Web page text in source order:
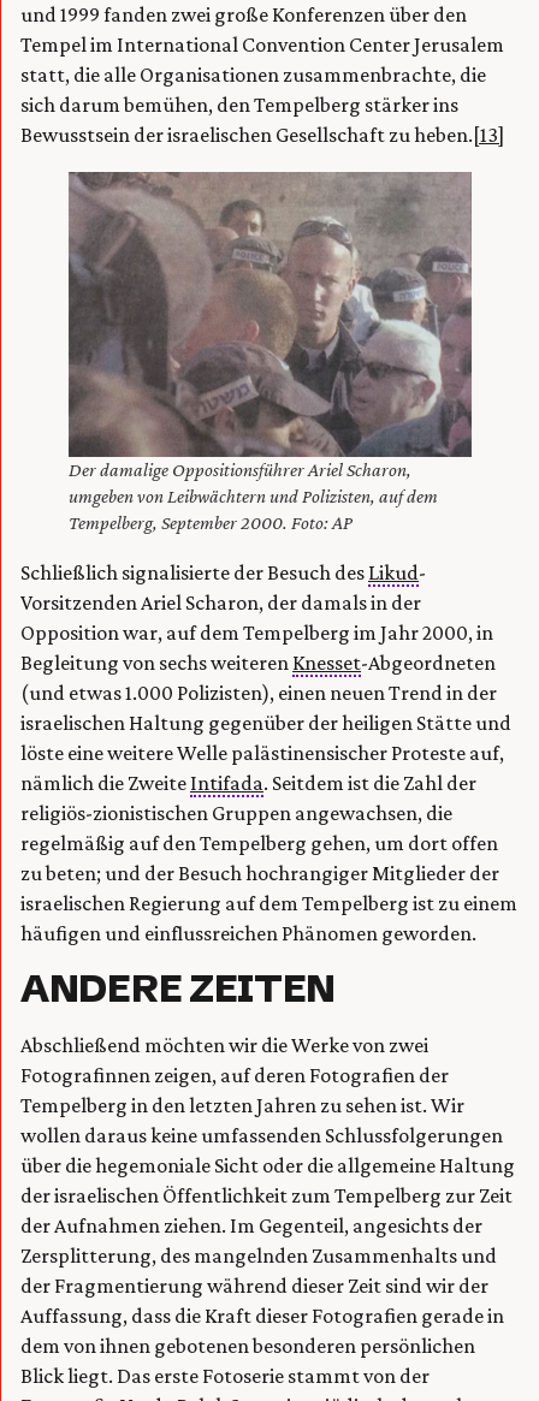
und 1999 fanden zwei große Konferenzen über den
Tempel im International Convention Center Jerusalem
statt, die alle Organisationen zusammenbrachte, die
sich darum bemühen, den Tempelberg stärker ins
Bewusstsein der israelischen Gesellschaft zu heben. [13]
Der damalige Oppositionsführer Ariel Scharon,
umgeben von Leibwächtern und Polizisten, auf dem
Tempelberg, September 2000. Foto: AP
Schließlich signalisierte der Besuch des Likud-
Vorsitzenden Ariel Scharon, der damals in der
Opposition war, auf dem Tempelberg im Jahr 2000, in
Begleitung von sechs weiteren Knesset-Abgeordneten
(und etwas 1.000 Polizisten), einen neuen Trend in der
israelischen Haltung gegenüber der heiligen Stätte und
löste eine weitere Welle palästinensischer Proteste auf,
nämlich die Zweite Intifada. Seitdem ist die Zahl der
religiös-zionistischen Gruppen angewachsen, die
regelmäßig auf den Tempelberg gehen, um dort offen
zu beten; und der Besuch hochrangiger Mitglieder der
israelischen Regierung auf dem Tempelberg ist zu einem
häufigen und einflussreichen Phänomen geworden.
ANDERE ZEITEN
Abschließend möchten wir die Werke von zwei
Fotografinnen zeigen, auf deren Fotografien der
Tempelberg in den letzten Jahren zu sehen ist. Wir
wollen daraus keine umfassenden Schlussfolgerungen
über die hegemoniale Sicht oder die allgemeine Haltung
der israelischen Öffentlichkeit zum Tempelberg zur Zeit
der Aufnahmen ziehen. Im Gegenteil, angesichts der
Zersplitterung, des mangelnden Zusammenhalts und
der Fragmentierung während dieser Zeit sind wir der
Auffassung, dass die Kraft dieser Fotografien gerade in
dem von ihnen gebotenen besonderen persönlichen
Blick liegt. Das erste Fotoserie stammt von der